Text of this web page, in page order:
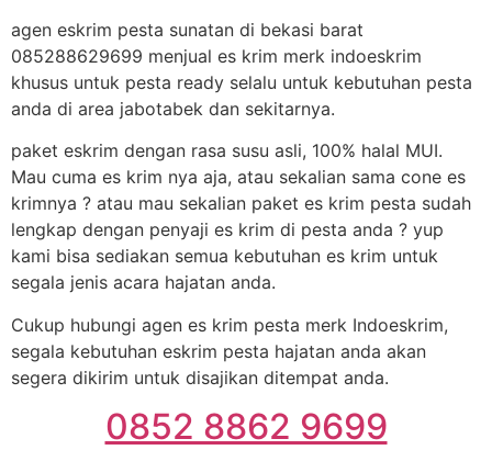
agen eskrim pesta sunatan di bekasi barat
085288629699 menjual es krim merk indoeskrim
khusus untuk pesta ready selalu untuk kebutuhan pesta
anda di area jabotabek dan sekitarnya.
paket eskrim dengan rasa susu asli, 100% halal MUI.
Mau cuma es krim nya aja, atau sekalian sama cone es
krimnya ? atau mau sekalian paket es krim pesta sudah
lengkap dengan penyaji es krim di pesta anda ? yup
kami bisa sediakan semua kebutuhan es krim untuk
segala jenis acara hajatan anda.
Cukup hubungi agen es krim pesta merk Indoeskrim,
segala kebutuhan eskrim pesta hajatan anda akan
segera dikirim untuk disajikan ditempat anda.
0852 8862 9699